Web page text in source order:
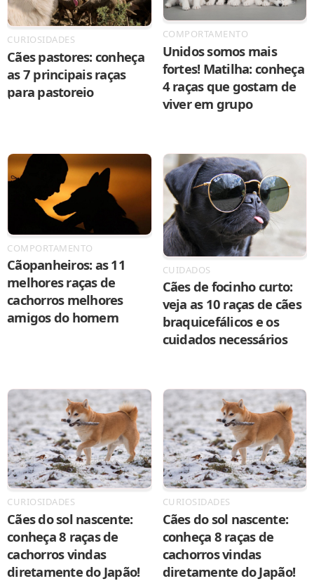
CURIOSIDADES
Cães pastores: conheça
as 7 principais raças
para pastoreio
COMPORTAMENTO
Unidos somos mais
fortes! Matilha: conheça
4 raças que gostam de
viver em grupo
COMPORTAMENTO
Cãopanheiros: as 11
melhores raças de
cachorros melhores
amigos do homem
CUIDADOS
Cães de focinho curto:
veja as 10 raças de cães
braquicefálicos e os
cuidados necessários
CURIOSIDADES
Cães do sol nascente:
conheça 8 raças de
cachorros vindas
diretamente do Japão!
CURIOSIDADES
Cães do sol nascente:
conheça 8 raças de
cachorros vindas
diretamente do Japão!